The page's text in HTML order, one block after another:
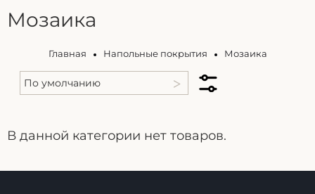
Мозаика
Главная Напольные покрытия Мозаика
В данной категории нет товаров.